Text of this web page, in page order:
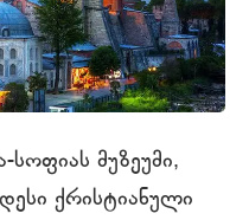
მუზეუმი,
ქრისტიანული